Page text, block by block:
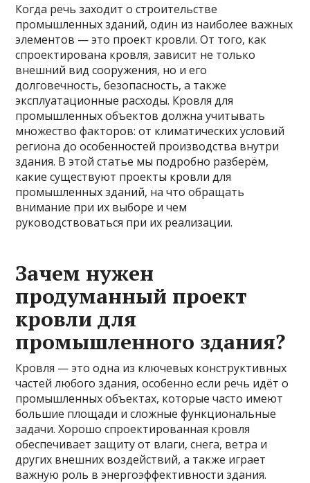
Когда речь заходит о строительстве
промышленных зданий, один из наиболее важных
элементов — это проект кровли. От того, как
спроектирована кровля, зависит не только
внешний вид сооружения, но и его
долговечность, безопасность, а также
эксплуатационные расходы. Кровля для
промышленных объектов должна учитывать
множество факторов: от климатических условий
региона до особенностей производства внутри
здания. В этой статье мы подробно разберём,
какие существуют проекты кровли для
промышленных зданий, на что обращать
внимание при их выборе и чем
руководствоваться при их реализации.
Зачем нужен
продуманный проект
кровли для
промышленного здания?
Кровля — это одна из ключевых конструктивных
частей любого здания, особенно если речь идёт о
промышленных объектах, которые часто имеют
большие площади и сложные функциональные
задачи. Хорошо спроектированная кровля
обеспечивает защиту от влаги, снега, ветра и
других внешних воздействий, а также играет
важную роль в энергоэффективности здания.